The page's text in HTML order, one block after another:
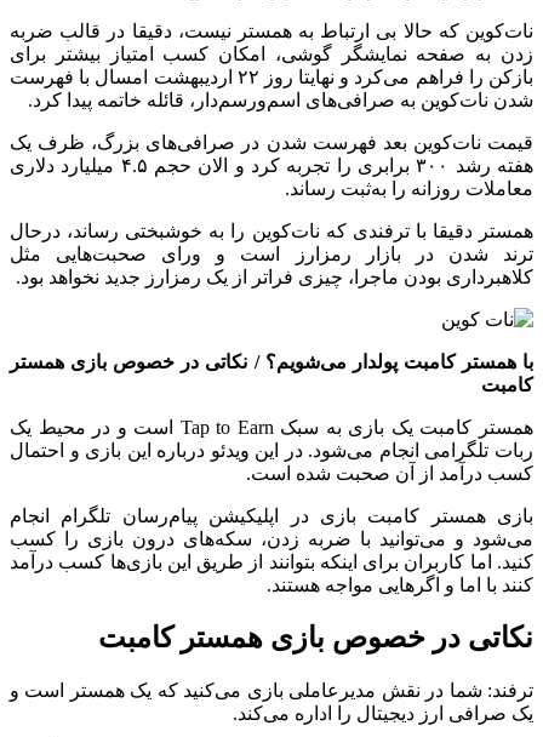
نات‌کوین که حالا بی ارتباط به همستر نیست، دقیقا در قالب ضربه
زدن به صفحه نمایشگر گوشی، امکان کسب امتیاز بیشتر برای
بازکن را فراهم می‌کرد و نهایتا روز ۲۲ اردیبهشت امسال با فهرست
شدن نات‌کوین به صرافی‌های اسم‌ورسم‌دار، قائله خاتمه پیدا کرد.
قیمت نات‌کوین بعد فهرست شدن در صرافی‌های بزرگ، ظرف یک
هفته رشد ۳۰۰ برابری را تجربه کرد و الان حجم ۴.۵ میلیارد دلاری
معاملات روزانه را به‌ثبت رساند.
همستر دقیقا با ترفندی که نات‌کوین را به خوشبختی رساند، درحال
ترند شدن در بازار رمزارز است و ورای صحبت‌هایی مثل
کلاهبرداری بودن ماجرا، چیزی فراتر از یک رمزارز جدید نخواهد بود.
با همستر کامبت پولدار می‌شویم؟ / نکاتی در خصوص بازی همستر
کامبت
همستر کامبت یک بازی به سبک Tap to Earn است و در محیط یک
ربات تلگرامی انجام می‌شود. در این ویدئو درباره این بازی و احتمال
کسب درآمد از آن صحبت شده است.
بازی همستر کامبت بازی در اپلیکیشن پیام‌رسان تلگرام انجام
می‌شود و می‌توانید با ضربه زدن، سکه‌های درون بازی را کسب
کنید. اما کاربران برای اینکه بتوانند از طریق این بازی‌ها کسب درآمد
کنند با اما و اگرهایی مواجه هستند.
نکاتی در خصوص بازی همستر کامبت
ترفند: شما در نقش مدیرعاملی بازی می‌کنید که یک همستر است و
یک صرافی ارز دیجیتال را اداره می‌کند.